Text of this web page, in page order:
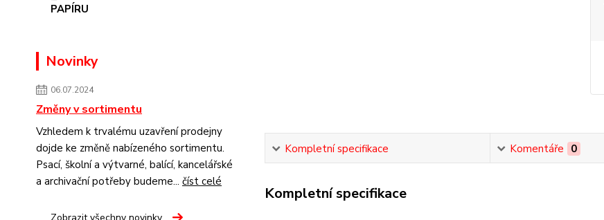
Novinky
06.07.2024
Změny v sortimentu
Vzhledem k trvalému uzavření prodejny
dojde ke změně nabízeného sortimentu.
Psací, školní a výtvarné, balící, kancelářské
a archivační potřeby budeme... číst celé
Kompletní specifikace Komentáře 0
Kompletní specifikace